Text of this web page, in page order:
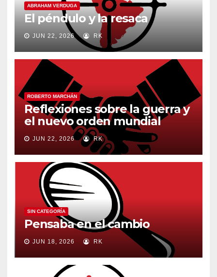
ABRAHAM VERDUGA
El péndulo y la resaca
JUN 22, 2026 RK
ROBERTO MARCHÁN
Reflexiones sobre la guerra y
el nuevo orden mundial
JUN 22, 2026 RK
SIN CATEGORÍA
Pensaba en el cambio
JUN 18, 2026 RK